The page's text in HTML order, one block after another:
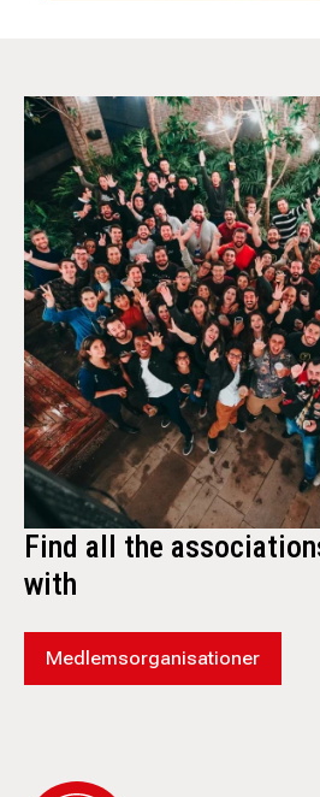
Find all the
with
Medlemsorganisationer